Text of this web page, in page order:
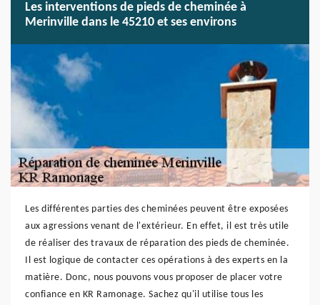
Les interventions de pieds de cheminée à
Merinville dans le 45210 et ses environs
Les différentes parties des cheminées peuvent être exposées
aux agressions venant de l'extérieur. En effet, il est très utile
de réaliser des travaux de réparation des pieds de cheminée.
Il est logique de contacter ces opérations à des experts en la
matière. Donc, nous pouvons vous proposer de placer votre
confiance en KR Ramonage. Sachez qu'il utilise tous les